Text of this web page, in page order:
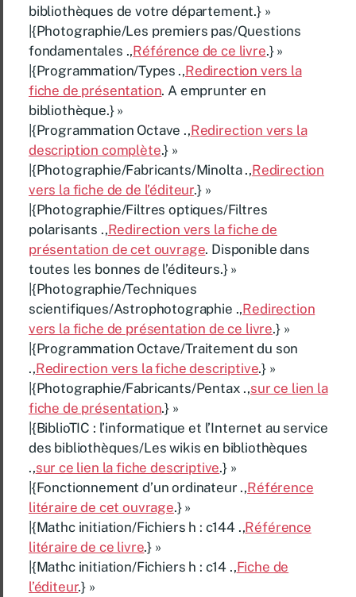
bibliothèques de votre département.} »
|{Photographie/Les premiers pas/Questions
fondamentales .,Référence de ce livre.} »
|{Programmation/Types .,Redirection vers la
fiche de présentation. A emprunter en
bibliothèque.} »
|{Programmation Octave .,Redirection vers la
description complète.} »
|{Photographie/Fabricants/Minolta .,Redirection
vers la fiche de de l’éditeur.} »
|{Photographie/Filtres optiques/Filtres
polarisants .,Redirection vers la fiche de
présentation de cet ouvrage. Disponible dans
toutes les bonnes de l’éditeurs.} »
|{Photographie/Techniques
scientifiques/Astrophotographie .,Redirection
vers la fiche de présentation de ce livre.} »
|{Programmation Octave/Traitement du son
.,Redirection vers la fiche descriptive.} »
|{Photographie/Fabricants/Pentax .,sur ce lien la
fiche de présentation.} »
|{BiblioTIC : l’informatique et l’Internet au service
des bibliothèques/Les wikis en bibliothèques
.,sur ce lien la fiche descriptive.} »
|{Fonctionnement d’un ordinateur .,Référence
litéraire de cet ouvrage.} »
|{Mathc initiation/Fichiers h : c144 .,Référence
litéraire de ce livre.} »
|{Mathc initiation/Fichiers h : c14 .,Fiche de
l’éditeur.} »